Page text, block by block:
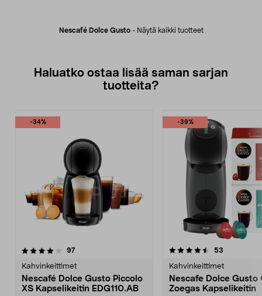
Nescafé Dolce Gusto- Näytä kaikki tuotteet
Haluatko ostaa lisää saman sarjan
tuotteita?
-34%
97arvostelut
Kahvinkeittimet
Nescafé Dolce Gusto Piccolo
XS Kapselikeitin EDG110.AB
-39%
4.5viidestä
53
Kahvinkeittimet
Nescafe Dolce Gusto
Zoegas Kapselikeitin